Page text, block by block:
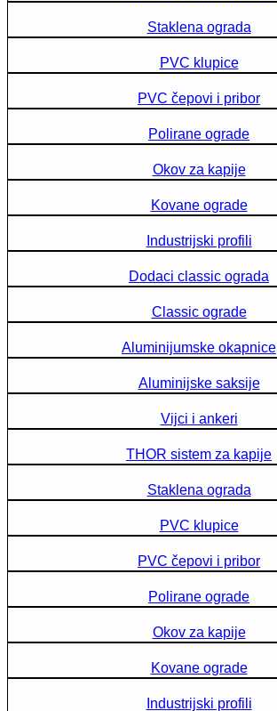
Staklena ograda
PVC klupice
PVC čepovi i pribor
Polirane ograde
Okov za kapije
Kovane ograde
Industrijski profili
Dodaci classic ograda
Classic ograde
Aluminijumske okapnice
Aluminijske saksije
Vijci i ankeri
THOR sistem za kapije
Staklena ograda
PVC klupice
PVC čepovi i pribor
Polirane ograde
Okov za kapije
Kovane ograde
Industrijski profili